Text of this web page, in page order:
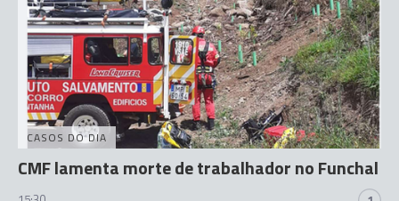
CASOS DO DIA
CMF lamenta morte de trabalhador no Funchal